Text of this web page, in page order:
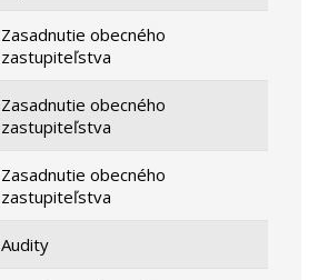
Zasadnutie obecného
zastupiteľstva
Zasadnutie obecného
zastupiteľstva
Zasadnutie obecného
zastupiteľstva
Audity